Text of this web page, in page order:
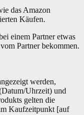
das Amazon
Käufen.
einem Partner etwas
Partner bekommen.
werden,
Uhrzeit) und
gelten die
Kaufzeitpunkt [auf